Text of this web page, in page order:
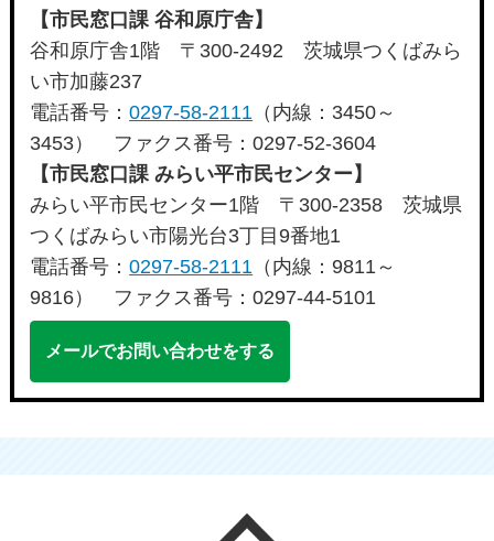
【市民窓口課 谷和原庁舎】
谷和原庁舎1階 〒300-2492 茨城県つくばみら
い市加藤237
電話番号：0297-58-2111 （内線：3450～
3453） ファクス番号：0297-52-3604
【市民窓口課 みらい平市民センター】
みらい平市民センター1階 〒300-2358 茨城県
つくばみらい市陽光台3丁目9番地1
電話番号：0297-58-2111 （内線：9811～
9816） ファクス番号：0297-44-5101
メールでお問い合わせをする